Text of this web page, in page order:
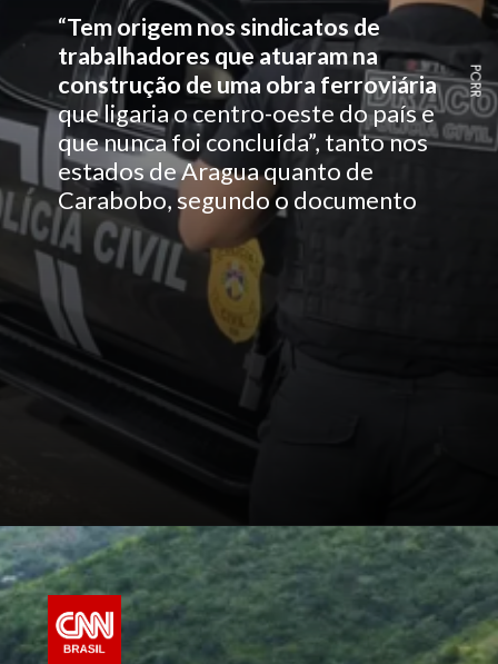
“Tem origem nos sindicatos de
trabalhadores que atuaram na
construção de uma obra ferroviária
que ligaria o centro-oeste do país e
que nunca foi concluída”, tanto nos
estados de Aragua quanto de
Carabobo, segundo o documento
PCRR